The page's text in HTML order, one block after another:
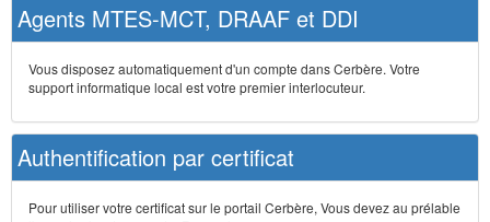
Agents MTES-MCT, DRAAF et DDI
Vous disposez automatiquement d'un compte dans Cerbère. Votre
support informatique local est votre premier interlocuteur.
Authentification par certificat
Pour utiliser votre certificat sur le portail Cerbère, Vous devez au prélable